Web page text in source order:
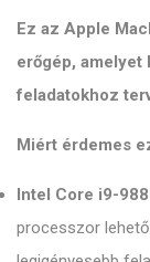
Ez az Apple
erőgép,
feladatokhoz
Miért érdemes
Intel Core i9-
processzor